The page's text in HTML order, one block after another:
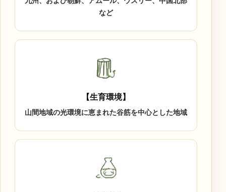
など
【生育環境】
山間地域の光環境に恵まれた谷筋を中心とした地域